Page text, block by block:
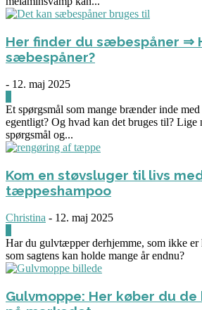
Her finder du sæbespåner ⇒
sæbespåner?
- 12. maj 2025
Et spørgsmål som mange brænder inde
egentligt? Og hvad kan det bruges til? Lige
spørgsmål og...
Kom en støvsluger til livs
tæppeshampoo
Christina - 12. maj 2025
Har du gulvtæpper derhjemme, som ikke
som sagtens kan holde mange år endnu?
Gulvmoppe: Her køber du